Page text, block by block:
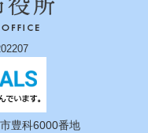
豊科6000番地